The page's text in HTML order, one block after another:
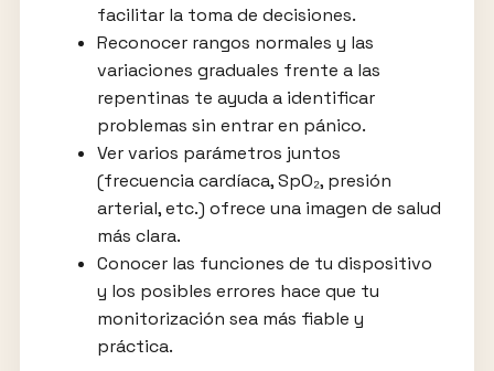
facilitar la toma de decisiones.
Reconocer rangos normales y las
variaciones graduales frente a las
repentinas te ayuda a identificar
problemas sin entrar en pánico.
Ver varios parámetros juntos
(frecuencia cardíaca, SpO₂, presión
arterial, etc.) ofrece una imagen de salud
más clara.
Conocer las funciones de tu dispositivo
y los posibles errores hace que tu
monitorización sea más fiable y
práctica.